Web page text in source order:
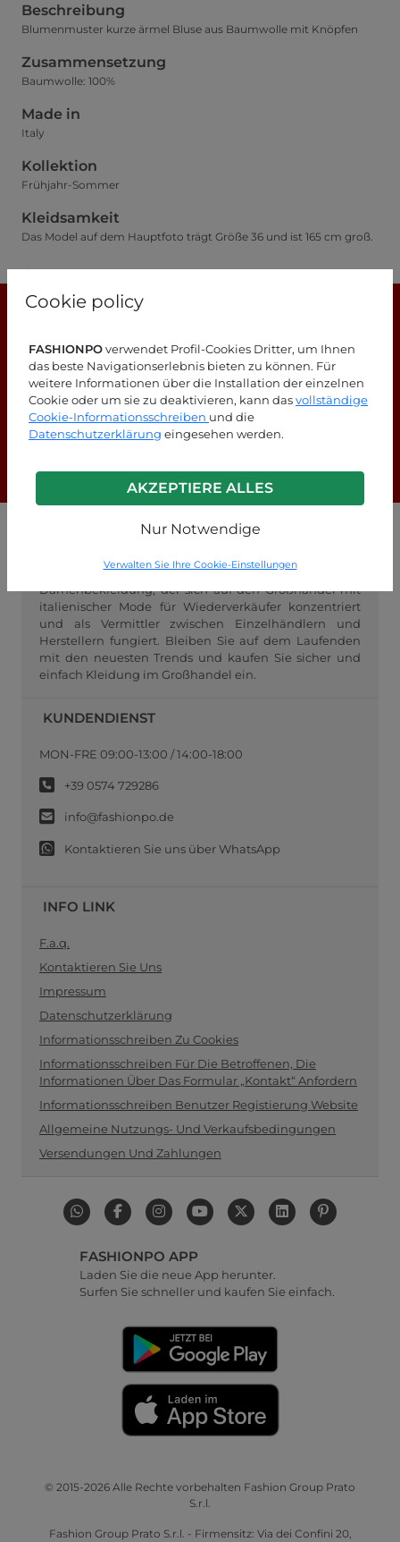
Cookie policy
FASHIONPOverwendet Profil-Cookies Dritter, um Ihnen
das beste Navigationserlebnis bieten zu können. Für
weitere Informationen über die Installation der einzelnen
Cookie oder um sie zu deaktivieren, kann dasvollständige
Cookie-Informationsschreiben und die
Datenschutzerklärung eingesehen werden.
AKZEPTIERE ALLES
Nur Notwendige
Verwalten Sie Ihre Cookie-Einstellungen
Beschreibung
Blumenmuster kurze ärmel Bluse aus Baumwolle mit Knöpfen
Zusammensetzung
Baumwolle: 100%
Made in
Italy
Kollektion
Frühjahr-Sommer
Kleidsamkeit
Das Model auf dem Hauptfoto trägt Größe 36 und ist 165 cm groß.
Suchen Sie nach Antworten?
Schauen Sie sich unsere FAQ-Seite an!
FashionPo.com ist ein Online-Großhändler für
Damenbekleidung, der sich auf den Großhandel mit
italienischer Mode für Wiederverkäufer konzentriert
und als Vermittler zwischen Einzelhändlern und
Herstellern fungiert. Bleiben Sie auf dem Laufenden
mit den neuesten Trends und kaufen Sie sicher und
einfach Kleidung im Großhandel ein.
KUNDENDIENST
MON-FRE 09:00-13:00 / 14:00-18:00
+39 0574 729286
info@fashionpo.de
Kontaktieren Sie uns über WhatsApp
INFO LINK
F.a.q.
Kontaktieren Sie Uns
Impressum
Datenschutzerklärung
Informationsschreiben Zu Cookies
Informationsschreiben Für Die Betroffenen, Die
Informationen Über Das Formular „Kontakt“ Anfordern
Informationsschreiben Benutzer Registierung Website
Allgemeine Nutzungs- Und Verkaufsbedingungen
Versendungen Und Zahlungen
FASHIONPO APP
Laden Sie die neue App herunter.
Surfen Sie schneller und kaufen Sie einfach.
© 2015-2026 Alle Rechte vorbehalten Fashion Group Prato
S.r.l.
Fashion Group Prato S.r.l. - Firmensitz: Via dei Confini 20,